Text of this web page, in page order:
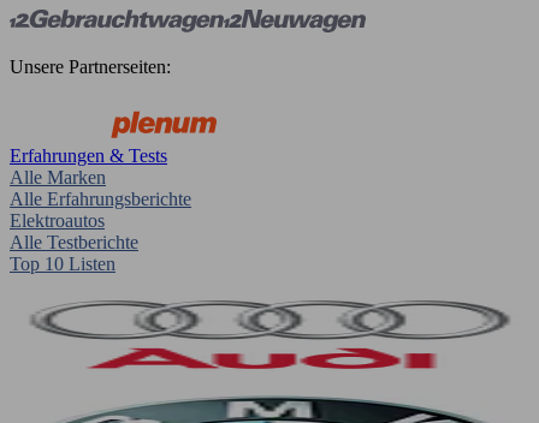
Unsere Partnerseiten:
Erfahrungen & Tests
Alle Marken
Alle Erfahrungsberichte
Elektroautos
Alle Testberichte
Top 10 Listen